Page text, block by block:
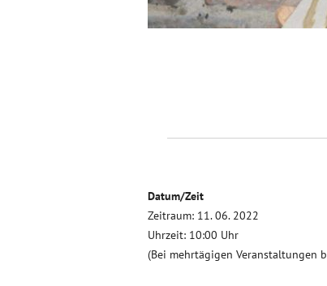
Datum/Zeit
Zeitraum: 11. 06. 2022
Uhrzeit: 10:00 Uhr
(Bei mehrtägigen Veranstaltungen